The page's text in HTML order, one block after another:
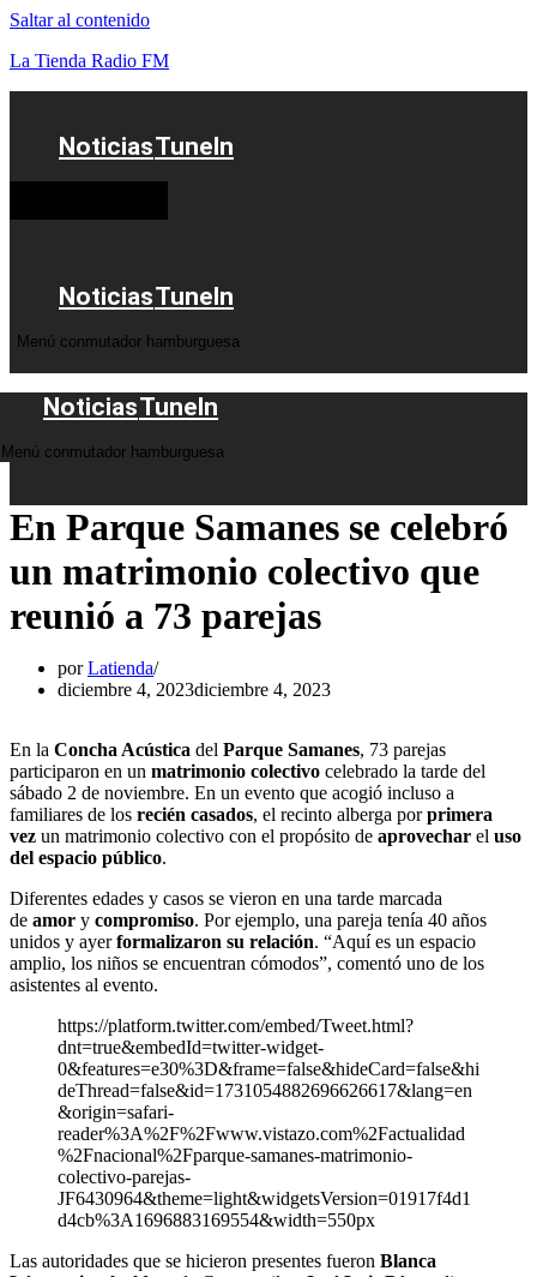
Saltar al contenido
La Tienda Radio FM
NoticiasTuneIn
NoticiasTuneIn
Menú conmutador hamburguesa
NoticiasTuneIn
Menú conmutador hamburguesa
En Parque Samanes se celebró
un matrimonio colectivo que
reunió a 73 parejas
porLatienda
diciembre 4, 2023diciembre 4, 2023
En la Concha Acústica del Parque Samanes, 73 parejas
participaron en un matrimonio colectivo celebrado la tarde del
sábado 2 de noviembre. En un evento que acogió incluso a
familiares de los recién casados, el recinto alberga porprimera
vez un matrimonio colectivo con el propósito de aprovechar el uso
del espacio público.
Diferentes edades y casos se vieron en una tarde marcada
de amor y compromiso. Por ejemplo, una pareja tenía 40 años
unidos y ayerformalizaron su relación. “Aquí es un espacio
amplio, los niños se encuentran cómodos”, comentó uno de los
asistentes al evento.
https://platform.twitter.com/embed/Tweet.html?
dnt=true&embedId=twitter-widget-
0&features=e30%3D&frame=false&hideCard=false&hi
deThread=false&id=1731054882696626617&lang=en
&origin=safari-
reader%3A%2F%2Fwww.vistazo.com%2Factualidad
%2Fnacional%2Fparque-samanes-matrimonio-
colectivo-parejas-
JF6430964&theme=light&widgetsVersion=01917f4d1
d4cb%3A1696883169554&width=550px
Las autoridades que se hicieron presentes fueron Blanca